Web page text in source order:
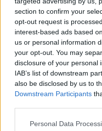
section to confirm your
opt-out request is
interest-based ads based
us or personal information
your opt-out. You may
disclosure of your personal
IAB’s list of downstream
also be disclosed by us to
Downstream Participants
Personal Data
Žiūrimiausi
Vaizdai iš tragiškos
vaiko gyvybių išgelbėti